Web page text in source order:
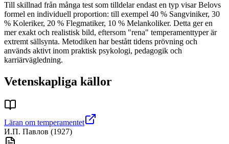
Till skillnad från många test som tilldelar endast en typ visar Belovs
formel en individuell proportion: till exempel 40 % Sangviniker, 30
% Koleriker, 20 % Flegmatiker, 10 % Melankoliker. Detta ger en
mer exakt och realistisk bild, eftersom "rena" temperamenttyper är
extremt sällsynta. Metodiken har bestått tidens prövning och
används aktivt inom praktisk psykologi, pedagogik och
karriärvägledning.
Vetenskapliga källor
Läran om temperamentet
И.П. Павлов (1927)